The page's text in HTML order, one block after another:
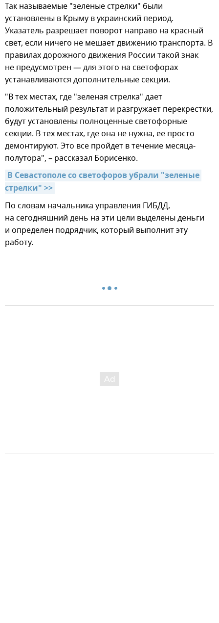
Так называемые "зеленые стрелки" были
установлены в Крыму в украинский период.
Указатель разрешает поворот направо на красный
свет, если ничего не мешает движению транспорта. В
правилах дорожного движения России такой знак
не предусмотрен — для этого на светофорах
устанавливаются дополнительные секции.
"В тех местах, где "зеленая стрелка" дает
положительный результат и разгружает перекрестки,
будут установлены полноценные светофорные
секции. В тех местах, где она не нужна, ее просто
демонтируют. Это все пройдет в течение месяца-
полутора", – рассказал Борисенко.
В Севастополе со светофоров убрали "зеленые
стрелки" >>
По словам начальника управления ГИБДД,
на сегодняшний день на эти цели выделены деньги
и определен подрядчик, который выполнит эту
работу.